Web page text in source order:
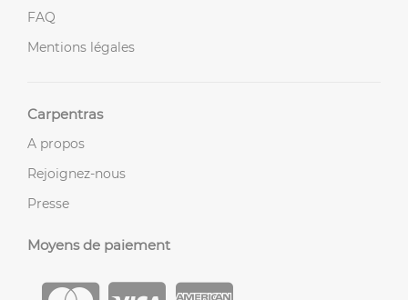
FAQ
Mentions légales
Carpentras
A propos
Rejoignez-nous
Presse
Moyens de paiement